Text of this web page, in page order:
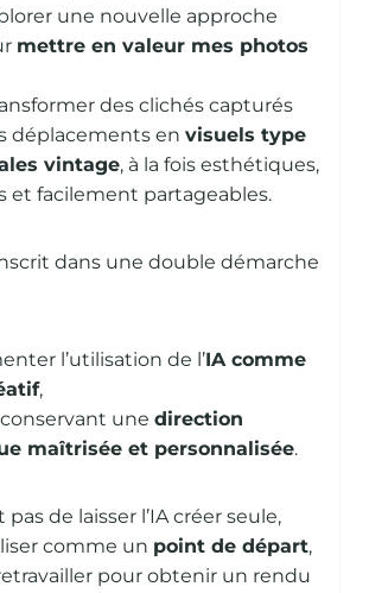
une nouvelle approche
mettre en valeur mes photos
des clichés capturés
déplacements en visuels type
vintage, à la fois esthétiques,
et facilement partageables.
dans une double démarche
l’utilisation de l’IA comme
,
une direction
maîtrisée et personnalisée.
pas de laisser l’IA créer seule,
comme un point de départ,
pour obtenir un rendu